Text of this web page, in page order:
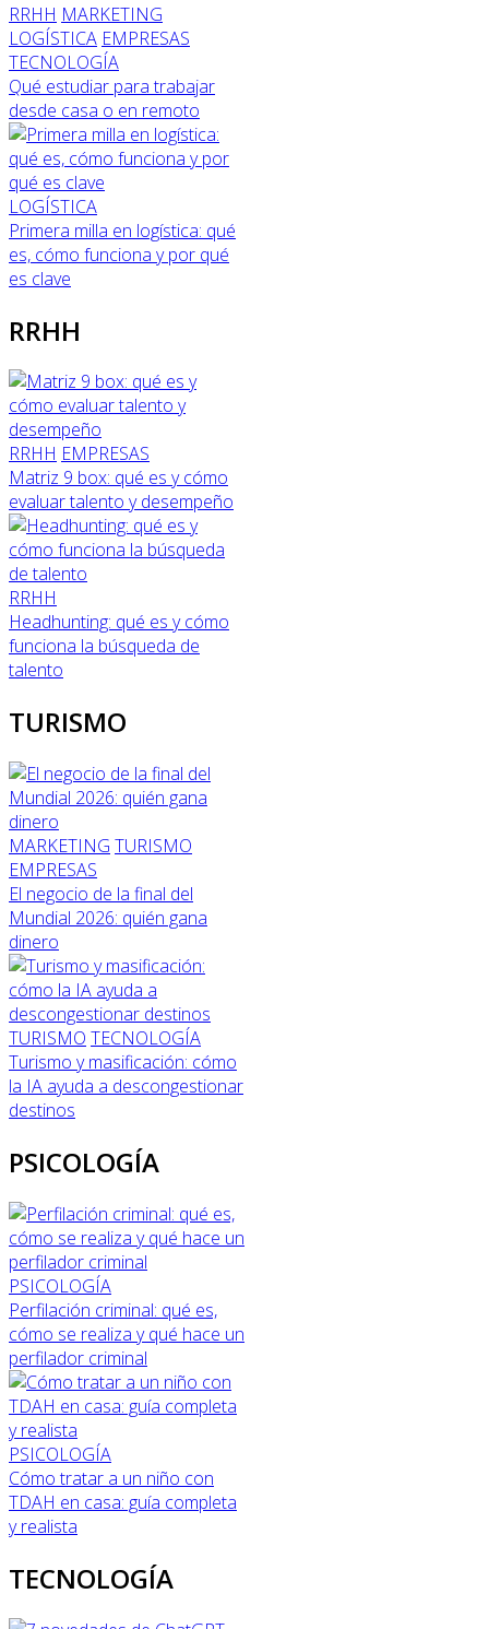
RRHH MARKETING
LOGÍSTICA EMPRESAS
TECNOLOGÍA
Qué estudiar para trabajar
desde casa o en remoto
LOGÍSTICA
Primera milla en logística: qué
es, cómo funciona y por qué
es clave
RRHH
RRHH EMPRESAS
Matriz 9 box: qué es y cómo
evaluar talento y desempeño
RRHH
Headhunting: qué es y cómo
funciona la búsqueda de
talento
TURISMO
MARKETING TURISMO
EMPRESAS
El negocio de la final del
Mundial 2026: quién gana
dinero
TURISMO TECNOLOGÍA
Turismo y masificación: cómo
la IA ayuda a descongestionar
destinos
PSICOLOGÍA
PSICOLOGÍA
Perfilación criminal: qué es,
cómo se realiza y qué hace un
perfilador criminal
PSICOLOGÍA
Cómo tratar a un niño con
TDAH en casa: guía completa
y realista
TECNOLOGÍA